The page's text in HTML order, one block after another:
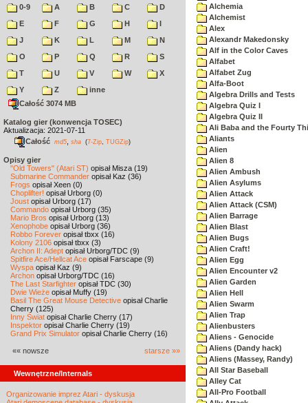
0-9 A B C
D
E
F G H
I
J
K L M
N
O
P Q R
S
T
U V W
X
Y
Z
inne
Całość 3074 MB
Katalog gier (konwencja TOSEC)
Aktualizacja: 2021-07-11
Całość md5 sha (7-Zip TUGZip)
Opisy gier
"Old Towers" (Atari ST) opisał Misza (19)
Submarine Commander opisał Kaz (36)
Frogs opisał Xeen (0)
Choplifter! opisał Urborg (0)
Joust opisał Urborg (17)
Commando opisał Urborg (35)
Mario Bros opisał Urborg (13)
Xenophobe opisał Urborg (36)
Robbo Forever opisał tbxx (16)
Kolony 2106 opisał tbxx (3)
Archon II: Adept opisał Urborg/TDC (9)
Spitfire Ace/Hellcat Ace opisał Farscape (9)
Wyspa opisał Kaz (9)
Archon opisał Urborg/TDC (16)
The Last Starfighter opisał TDC (30)
Dwie Wieże opisał Muffy (19)
Basil The Great Mouse Detective opisał Charlie
Cherry (125)
Inny Świat opisał Charlie Cherry (17)
Inspektor opisał Charlie Cherry (19)
Grand Prix Simulator opisał Charlie Cherry (16)
«« nowsze starsze »»
Wewnętrzne/Internals
Organizowanie imprez Atari - dyskusja
Alchemia
Alchemist
Alex
Alexandr Makedonsky
Alf in the Color Caves
Alfabet
Alfabet Zug
Alfa-Boot
Algebra Drills and Tests
Algebra Quiz I
Algebra Quiz II
Ali Baba and the Fourty
Aliants
Alien
Alien 8
Alien Ambush
Alien Asylums
Alien Attack
Alien Attack (CSM)
Alien Barrage
Alien Blast
Alien Bugs
Alien Craft!
Alien Egg
Alien Encounter v2
Alien Garden
Alien Hell
Alien Swarm
Alien Trap
Alienbusters
Aliens - Genocide
Aliens (Dandy hack)
Aliens (Massey, Randy)
All Star Baseball
Alley Cat
All-Pro Football